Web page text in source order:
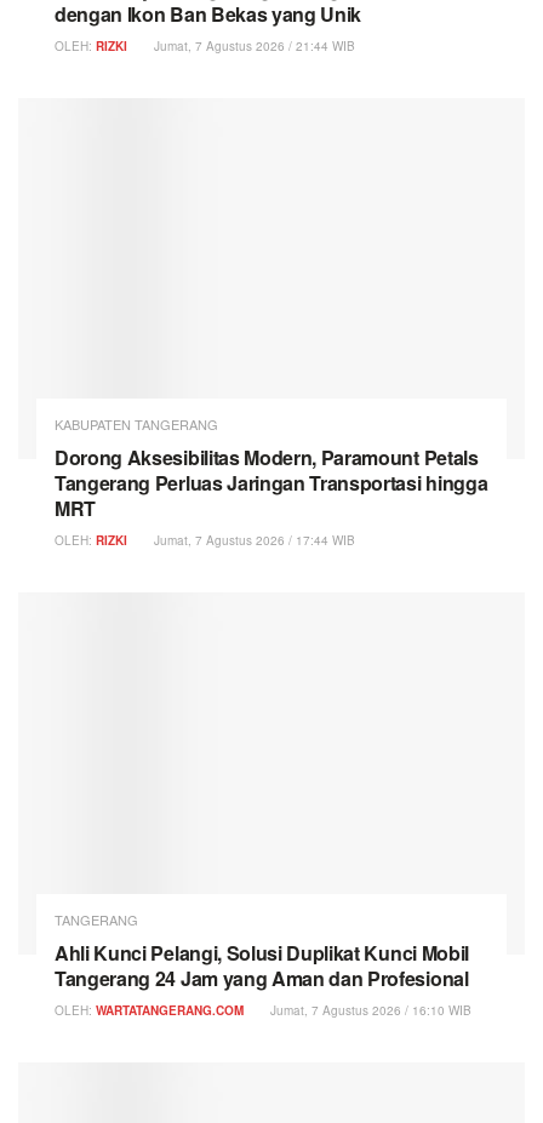
dengan Ikon Ban Bekas yang Unik
OLEH: RIZKI Jumat, 7 Agustus 2026 / 21:44 WIB
KABUPATEN TANGERANG
Dorong Aksesibilitas Modern, Paramount Petals
Tangerang Perluas Jaringan Transportasi hingga
MRT
OLEH: RIZKI Jumat, 7 Agustus 2026 / 17:44 WIB
TANGERANG
Ahli Kunci Pelangi, Solusi Duplikat Kunci Mobil
Tangerang 24 Jam yang Aman dan Profesional
OLEH: WARTATANGERANG.COM Jumat, 7 Agustus 2026 / 16:10 WIB